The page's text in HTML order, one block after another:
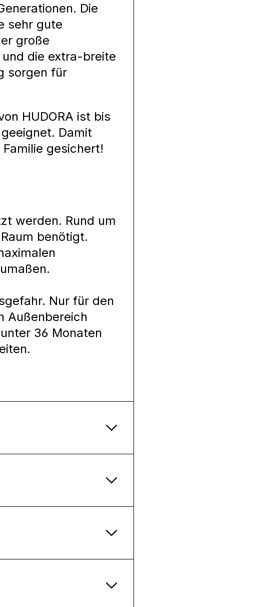
Die
sehr gute
große
die extra-breite
sorgen für
HUDORA ist bis
Damit
gesichert!
werden. Rund um
benötigt.
Nur für den
Außenbereich
36 Monaten